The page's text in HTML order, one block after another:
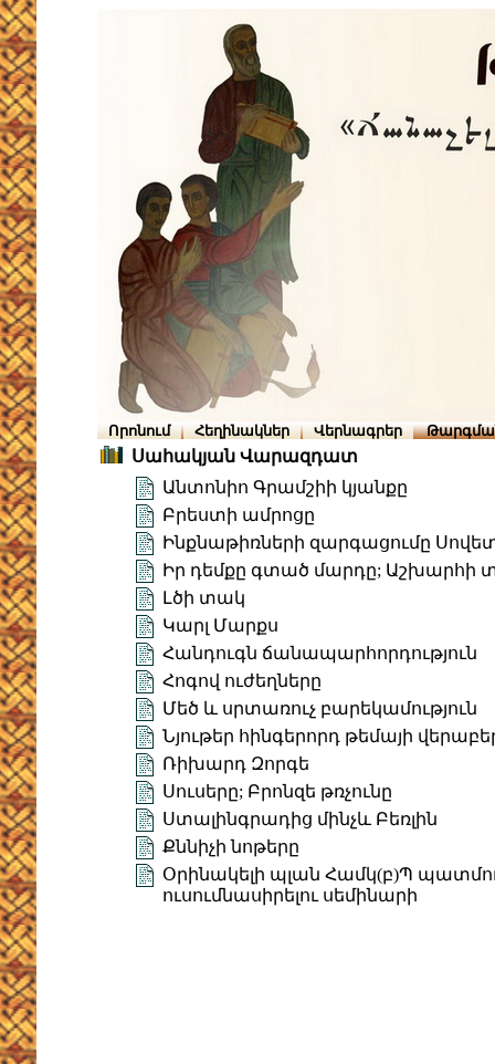
Որոնում Հեղինակներ Վերնագրեր
Սահակյան Վարազդատ
Անտոնիո Գրամշիի կյանքը
Բրեստի ամրոցը
Ինքնաթիռների զարգացումը
Իր դեմքը գտած մարդը; Աշխարհի
Լծի տակ
Կարլ Մարքս
Հանդուգն ճանապարհորդություն
Հոգով ուժեղները
Մեծ և սրտառուչ բարեկամություն
Նյութեր հինգերորդ թեմայի
Ռիխարդ Զորգե
Սուսերը; Բրոնզե թռչունը
Ստալինգրադից մինչև Բեռլին
Քննիչի նոթերը
Օրինակելի պլան Համկ(բ)Պ
ուսումնասիրելու սեմինարի